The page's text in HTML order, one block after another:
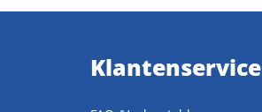
Klantenservice